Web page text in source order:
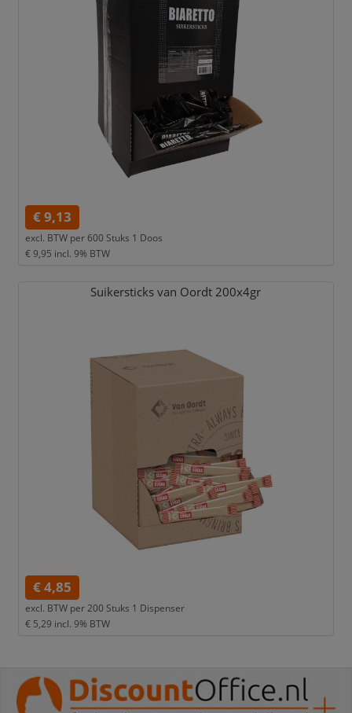
€ 9,13
excl. BTW per600 Stuks 1 Doos
€ 9,95 incl. 9% BTW
Suikersticks van Oordt 200x4gr
€ 4,85
excl. BTW per200 Stuks 1 Dispenser
€ 5,29 incl. 9% BTW